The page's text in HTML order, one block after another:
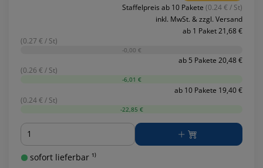
Staffelpreis ab 10 Pakete (0.24 € / St)
inkl. MwSt. & zzgl. Versand
ab 1 Paket 21,68 €
(0.27 € / St)
-0,00 €
ab 5 Pakete 20,48 €
(0.26 € / St)
-6,01 €
ab 10 Pakete 19,40 €
(0.24 € / St)
-22,85 €
Menge
sofort lieferbar ¹⁾